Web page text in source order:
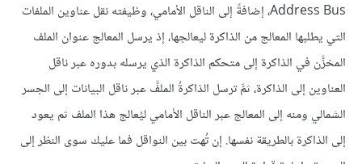
Address Bus، إضافةً إلى الناقل الأمامي، وظيفته نقل عناوين الملفات
التي يطلبها المعالج من الذاكرة ليعالجها، إذ يرسل المعالج عنوان الملف
المخزَّن في الذاكرة إلى متحكم الذاكرة الذي يرسله بدوره عبر ناقل
العناوين إلى الذاكرة، ثمَّ ترسل الذاكرةُ الملفَّ عبر ناقل البيانات إلى الجسر
الشمالي ومنه إلى المعالج عبر الناقل الأمامي ليُعالج هذا الملف ثم يعود
إلى الذاكرة بالطريقة نفسها. إن تُهت بين النواقل فما عليك سوى النظر إلى